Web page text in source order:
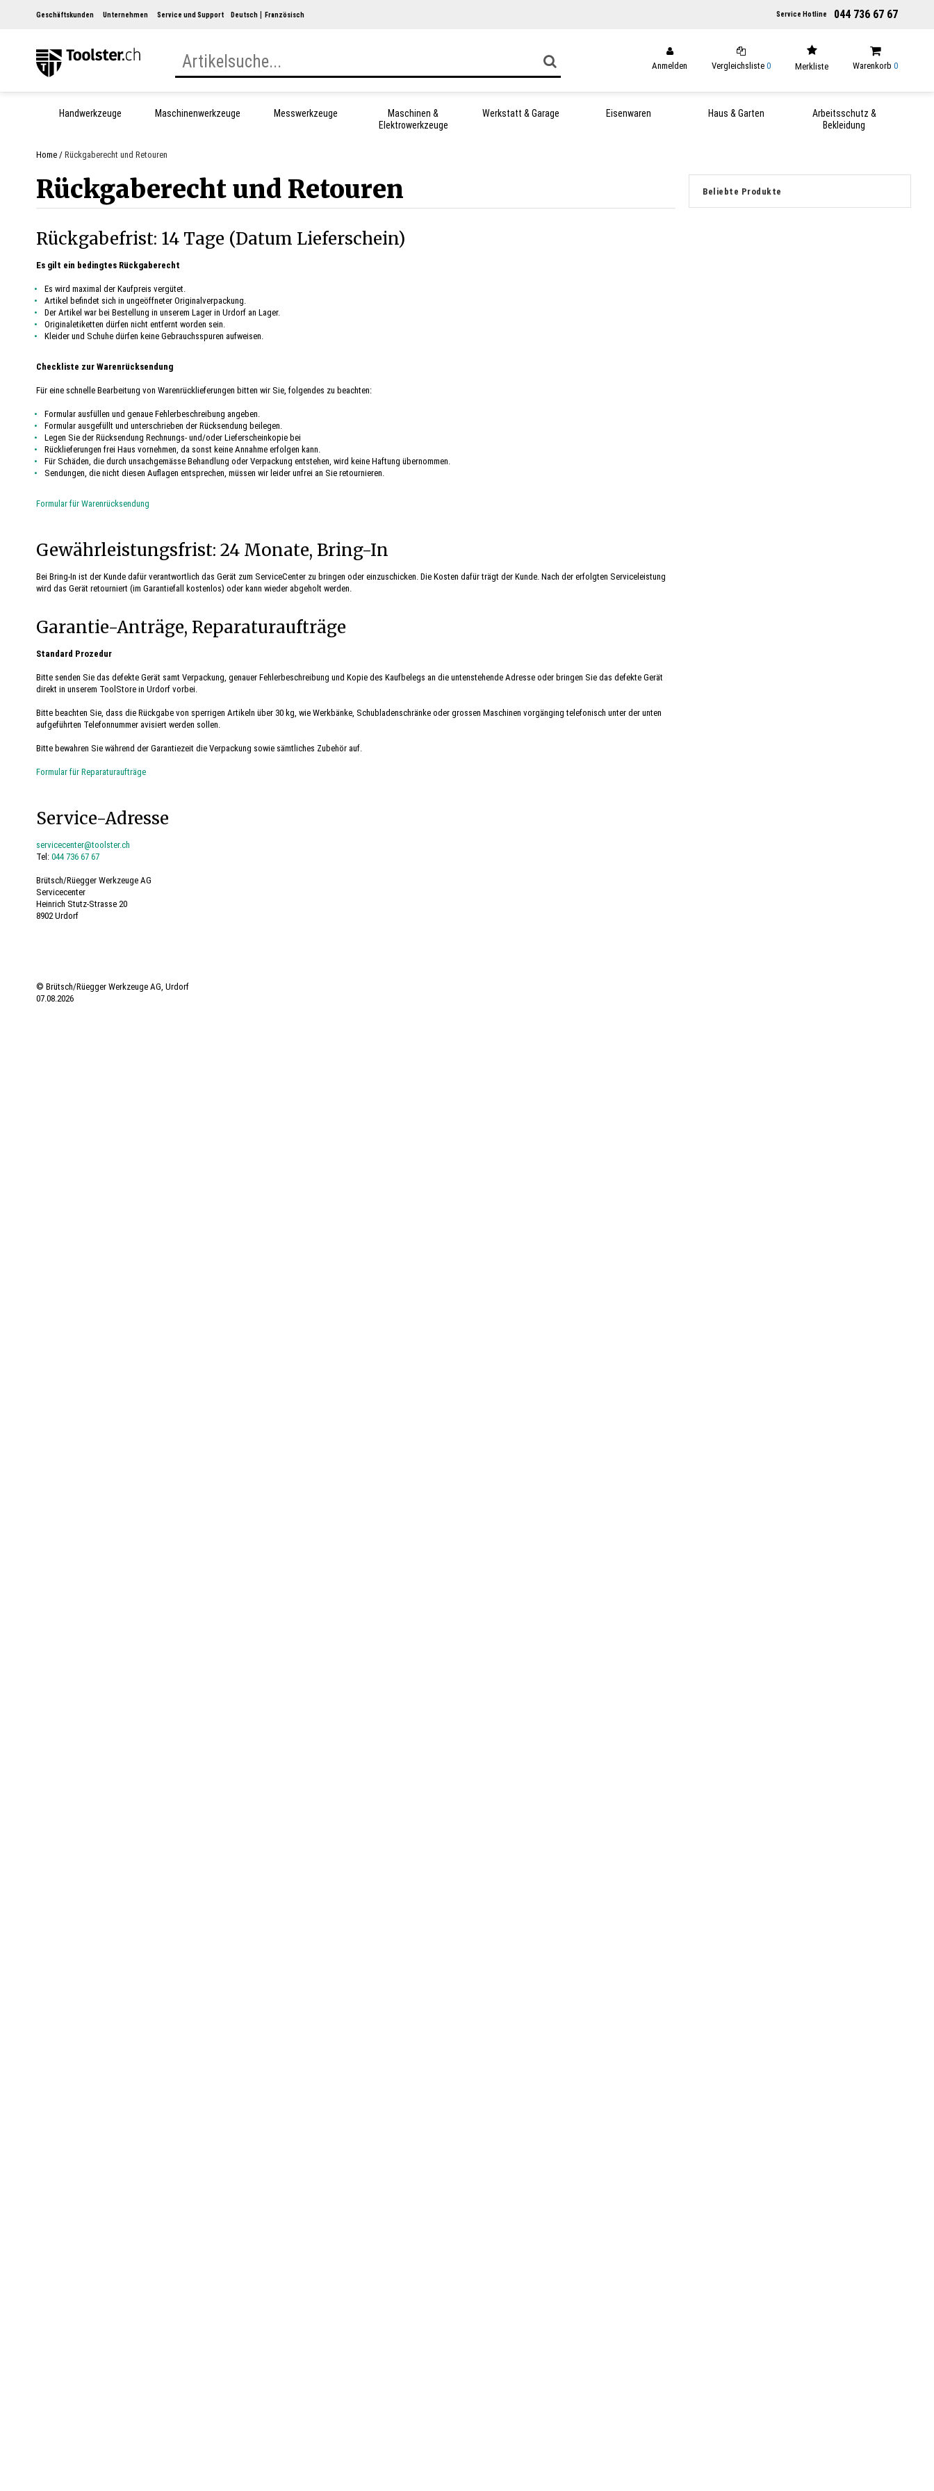
Geschäftskunden Unternehmen Service und Support Deutsch Französisch Service Hotline 044 736 67 67
Anmelden Vergleichsliste 0 Merkliste Warenkorb 0
Handwerkzeuge Maschinenwerkzeuge Messwerkzeuge
Maschinen &
Elektrowerkzeuge
Werkstatt & Garage Eisenwaren Haus & Garten
Arbeitsschutz &
Bekleidung
Home Rückgaberecht und Retouren
Rückgaberecht und Retouren
Rückgabefrist: 14 Tage (Datum Lieferschein)
Es gilt ein bedingtes Rückgaberecht
Es wird maximal der Kaufpreis vergütet.
Artikel befindet sich in ungeöffneter Originalverpackung.
Der Artikel war bei Bestellung in unserem Lager in Urdorf an Lager.
Originaletiketten dürfen nicht entfernt worden sein.
Kleider und Schuhe dürfen keine Gebrauchsspuren aufweisen.
Checkliste zur Warenrücksendung
Für eine schnelle Bearbeitung von Warenrücklieferungen bitten wir Sie, folgendes zu beachten:
Formular ausfüllen und genaue Fehlerbeschreibung angeben.
Formular ausgefüllt und unterschrieben der Rücksendung beilegen.
Legen Sie der Rücksendung Rechnungs- und/oder Lieferscheinkopie bei
Rücklieferungen frei Haus vornehmen, da sonst keine Annahme erfolgen kann.
Für Schäden, die durch unsachgemässe Behandlung oder Verpackung entstehen, wird keine Haftung übernommen.
Sendungen, die nicht diesen Auflagen entsprechen, müssen wir leider unfrei an Sie retournieren.
Formular für Warenrücksendung
Gewährleistungsfrist: 24 Monate, Bring-In
Bei Bring-In ist der Kunde dafür verantwortlich das Gerät zum ServiceCenter zu bringen oder einzuschicken. Die Kosten dafür trägt der Kunde. Nach der erfolgten Serviceleistung
wird das Gerät retourniert (im Garantiefall kostenlos) oder kann wieder abgeholt werden.
Garantie-Anträge, Reparaturaufträge
Standard Prozedur
Bitte senden Sie das defekte Gerät samt Verpackung, genauer Fehlerbeschreibung und Kopie des Kaufbelegs an die untenstehende Adresse oder bringen Sie das defekte Gerät
direkt in unserem ToolStore in Urdorf vorbei.
Bitte beachten Sie, dass die Rückgabe von sperrigen Artikeln über 30 kg, wie Werkbänke, Schubladenschränke oder grossen Maschinen vorgänging telefonisch unter der unten
aufgeführten Telefonnummer avisiert werden sollen.
Bitte bewahren Sie während der Garantiezeit die Verpackung sowie sämtliches Zubehör auf.
Formular für Reparaturaufträge
Service-Adresse
servicecenter@toolster.ch
Tel: 044 736 67 67
Brütsch/Rüegger Werkzeuge AG
Servicecenter
Heinrich Stutz-Strasse 20
8902 Urdorf
© Brütsch/Rüegger Werkzeuge AG, Urdorf
07.08.2026
Beliebte Produkte